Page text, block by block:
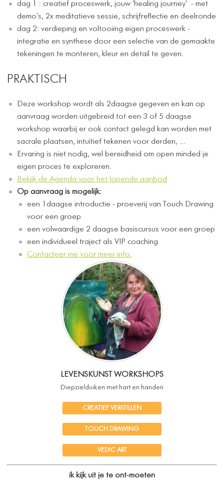
dag 1 : creatief proceswerk, jouw 'healing journey' - met
demo's, 2x meditatieve sessie, schrijfreflectie en deelronde
dag 2: verdieping en voltooiing eigen proceswerk -
integratie en synthese door een selectie van de gemaakte
tekeningen te monteren, kleur en detail te geven.
PRAKTISCH
Deze workshop wordt als 2daagse gegeven en kan op
aanvraag worden uitgebreid tot een 3 of 5 daagse
workshop waarbij er ook contact gelegd kan worden met
sacrale plaatsen, intuïtief tekenen voor derden, ...
Ervaring is niet nodig, wel bereidheid om open minded je
eigen proces te exploreren.
Bekijk de Agenda voor het lopende aanbod
Op aanvraag is mogelijk:
een 1daagse introductie - proeverij van Touch Drawing
voor een groep
een volwaardige 2 daagse basiscursus voor een groep
een individueel traject als VIP coaching
Contacteer me voor meer info.
LEVENSKUNST WORKSHOPS
Diepzielduiken met hart en handen
CREATIEF VERSTILLEN
TOUCH DRAWING
VEDIC ART
ik kijk uit je te ont-moeten